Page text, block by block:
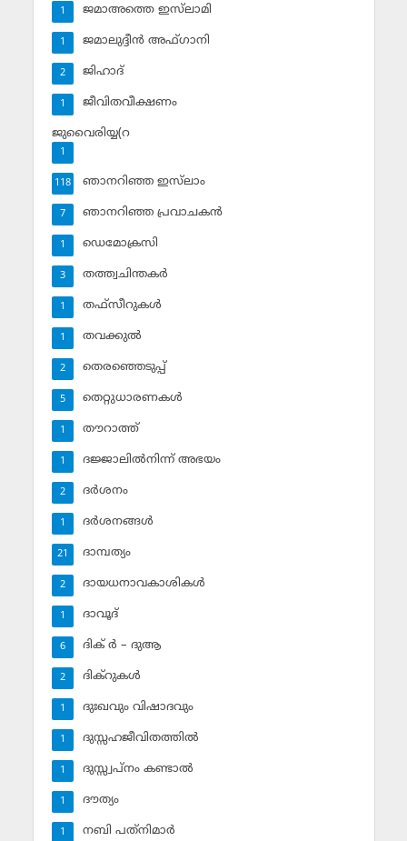
ജമാഅത്തെ ഇസ്‌ലാമി
1
ജമാലുദ്ദീന്‍ അഫ്ഗാനി
1
ജിഹാദ്‌
2
ജീവിതവീക്ഷണം
1
ജുവൈരിയ്യ(റ
1
ഞാനറിഞ്ഞ ഇസ്‌ലാം
118
ഞാനറിഞ്ഞ പ്രവാചകന്‍
7
ഡെമോക്രസി
1
തത്ത്വചിന്തകര്‍
3
തഫ്‌സീറുകള്‍
1
തവക്കുല്‍
1
തെരഞ്ഞെടുപ്പ്
2
തെറ്റുധാരണകള്‍
5
തൗറാത്ത്
1
ദജ്ജാലില്‍നിന്ന് അഭയം
1
ദര്‍ശനം
2
ദര്‍ശനങ്ങള്‍
1
ദാമ്പത്യം
21
ദായധനാവകാശികള്‍
2
ദാവൂദ്‌
1
ദിക് ര്‍ – ദുആ
6
ദിക്‌റുകള്‍
2
ദുഃഖവും വിഷാദവും
1
ദുസ്സഹജീവിതത്തില്‍
1
ദുസ്സ്വപ്‌നം കണ്ടാല്‍
1
ദൗത്യം
1
നബി പത്‌നിമാര്‍
1